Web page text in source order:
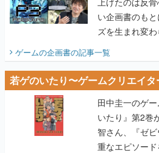
ゲームの企画書の記事一覧
若ゲのいたり〜ゲームクリエイタ
田中圭一のゲー
いたり』第2巻
智さん、『ゼビ
重なエピソー
【田中圭一連載
の絆 編】わが